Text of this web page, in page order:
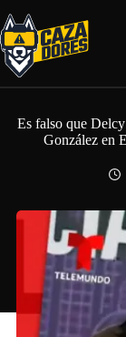
al
contenido
Es falso que
González en